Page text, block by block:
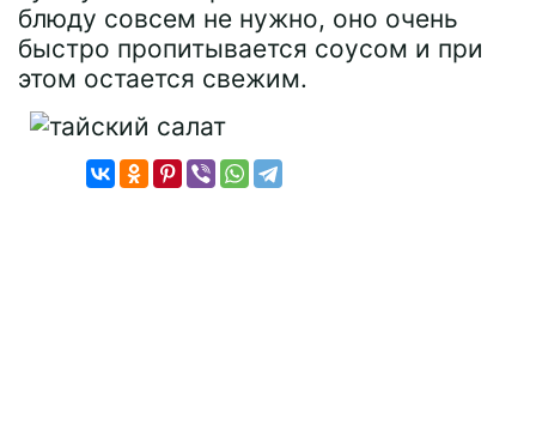
блюду совсем не нужно, оно очень
быстро пропитывается соусом и при
этом остается свежим.